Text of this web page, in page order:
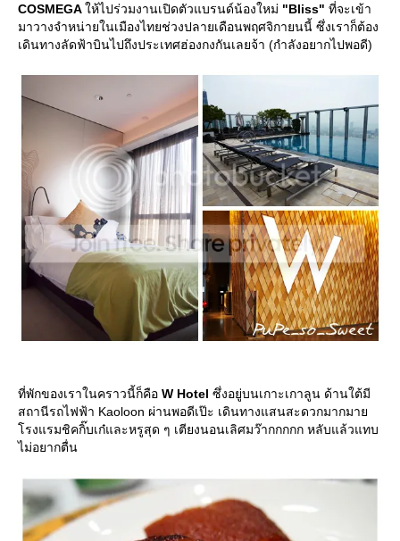
COSMEGAห้ไปร่วมงานเปิดตัวแบรนด์น้องใหม่ "Bliss" ที่จะเข้า
มาวางจำหน่ายในเมืองไทยช่วงปลายเดือนพฤศจิกายนนี้ ซึ่งเราก็ต้อง
เดินทางลัดฟ้าบินไปถึงประเทศฮ่องกงกันเลยจ้า (กำลังอยากไปพอดี)
ที่พักของเราในคราวนี้ก็คือ W Hotel ซึ่งอยู่บนเกาะเกาลูน ด้านใต้มี
สถานีรถไฟฟ้า Kaoloon ผ่านพอดีเป๊ะ เดินทางแสนสะดวกมากมา
รงแรมชิคกิ๊บเก๋และหรูสุด ๆ เตียงนอนเลิศมว๊ากกกกก หลับแล้วแทบ
ไม่อยากตื่น